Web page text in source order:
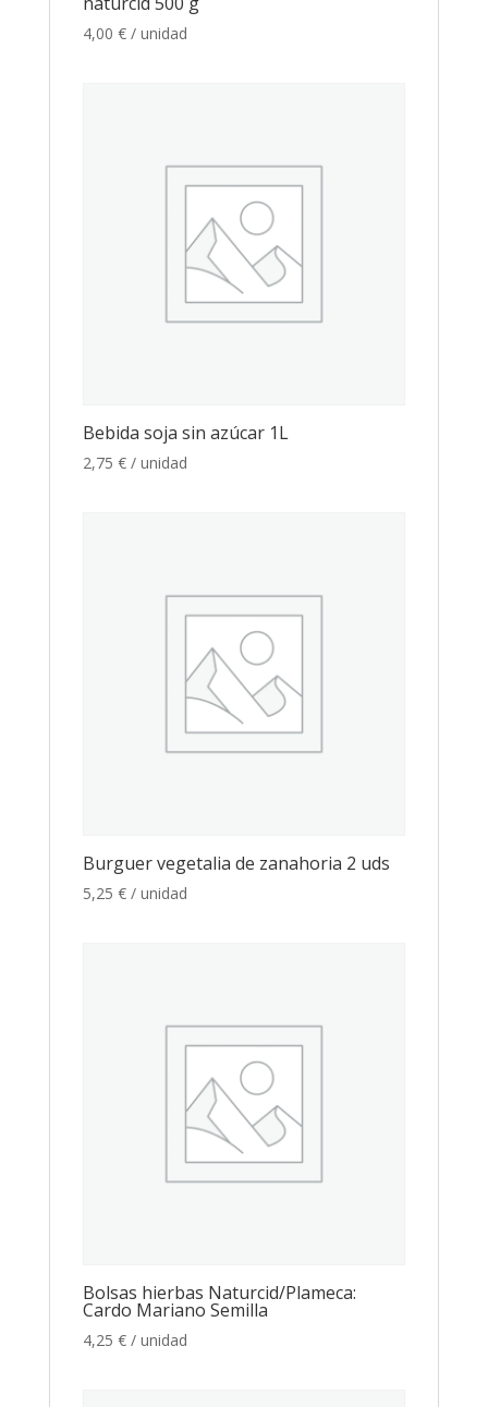
4,00 € / unidad
Bebida soja sin azúcar 1L
2,75 € / unidad
Burguer vegetalia de zanahoria 2 uds
5,25 € / unidad
Bolsas hierbas Naturcid/Plameca:
Cardo Mariano Semilla
4,25 € / unidad